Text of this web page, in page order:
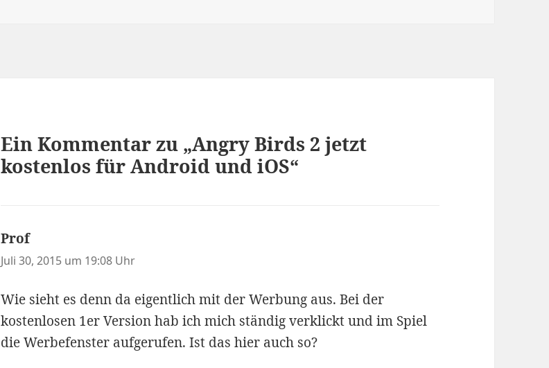
Ein Kommentar zu „Angry Birds 2 jetzt
kostenlos für Android und iOS“
Profsagt:
Juli 30, 2015 um 19:08 Uhr
Wie sieht es denn da eigentlich mit der Werbung aus. Bei der
kostenlosen 1er Version hab ich mich ständig verklickt und im Spiel
die Werbefenster aufgerufen. Ist das hier auch so?